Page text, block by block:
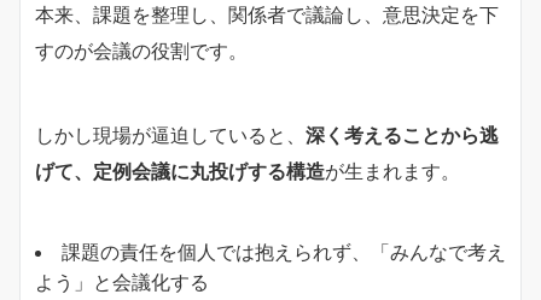
本来、課題を整理し、関係者で議論し、意思決定を下
すのが会議の役割です。
しかし現場が逼迫していると、 深く考えることから逃
げて、定例会議に丸投げする構造が生まれます。
課題の責任を個人では抱えられず、「みんなで考え
よう」と会議化する